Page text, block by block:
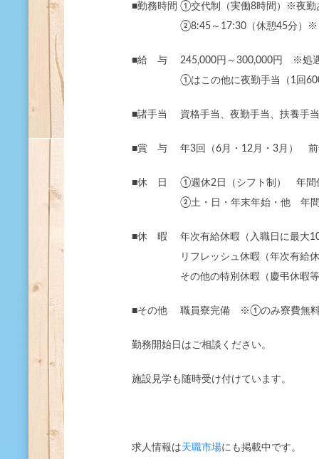
■勤務時間 ①交代制（実働8時間）※夜勤
②8:45～17:30（休憩45分）※
■給 与 245,000円～300,000円 ※処遇
①はこの他に夜勤手当（1回
■諸手当 資格手当、夜勤手当、扶養手
■賞 与 年3回（6月・12月・3月） 前
■休 日 ①週休2日（シフト制） 年間休
②土・日・年末年始・他 年間
■休 暇 年次有給休暇（入職日に最大10
リフレッシュ休暇（年次有給
その他の特別休暇（慶弔休暇
■その他 職員寮完備 ※①のみ寮費無
勤務開始日はご相談ください。
施設見学も随時受け付けています。
求人情報は天職市場にも掲載中です。